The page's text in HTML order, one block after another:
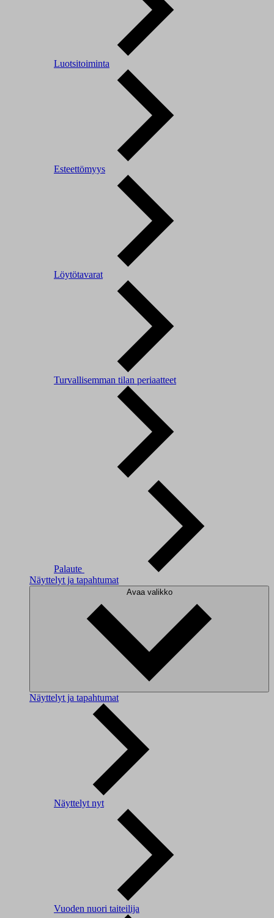
Luotsitoiminta
Esteettömyys
Löytötavarat
Turvallisemman tilan periaatteet
Palaute
Näyttelyt ja tapahtumat
Avaa valikko
Näyttelyt ja tapahtumat
Näyttelyt nyt
Vuoden nuori taiteilija